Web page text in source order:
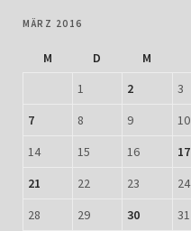
MÄRZ 2016
M D M
1
2 3
7
8 9 10
14
15 16 17
21
22 23 24
28
29 30 31